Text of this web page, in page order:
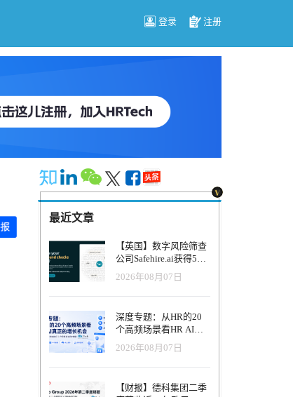
登录 注册
最近文章
【英国】数字风险筛查
公司Safehire.ai获得50
万英镑融资，重塑招聘
风控体系
2026年08月07日
深度专题：从HR的20
个高频场景看HR AI真
正的增长机会
2026年08月07日
【财报】德科集团二季